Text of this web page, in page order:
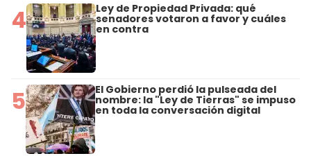
4 Ley de Propiedad Privada: qué
senadores votaron a favor y cuáles
en contra
5 El Gobierno perdió la pulseada del
nombre: la "Ley de Tierras" se impuso
en toda la conversación digital